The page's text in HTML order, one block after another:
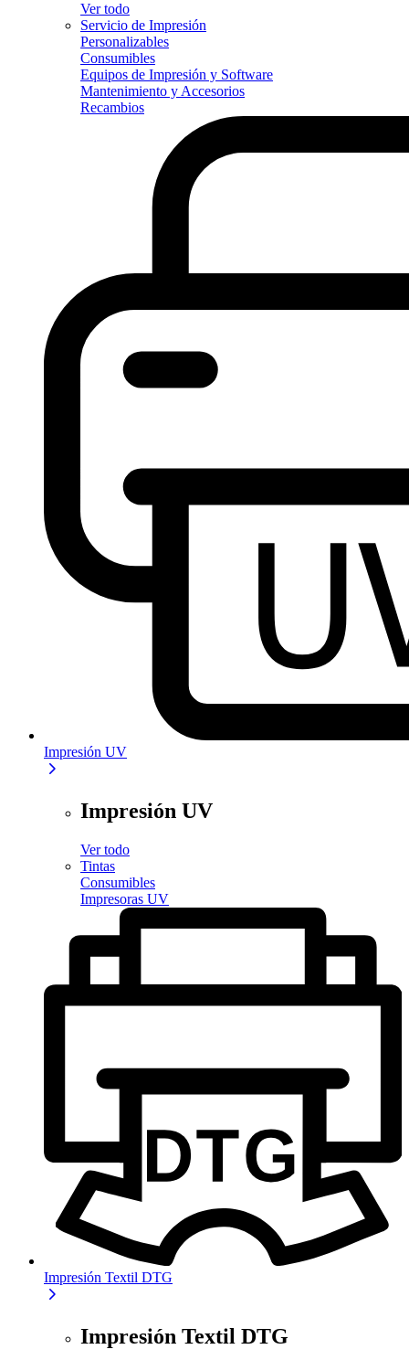
Ver todo
Servicio de Impresión
Personalizables
Consumibles
Equipos de Impresión y Software
Mantenimiento y Accesorios
Recambios
Impresión UV
Impresión UV
Ver todo
Tintas
Consumibles
Impresoras UV
Impresión Textil DTG
Impresión Textil DTG